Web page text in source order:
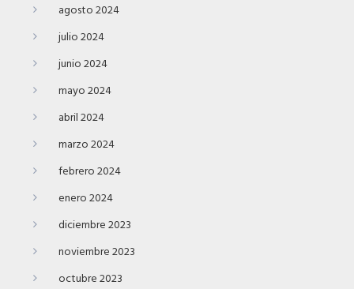
agosto 2024
julio 2024
junio 2024
mayo 2024
abril 2024
marzo 2024
febrero 2024
enero 2024
diciembre 2023
noviembre 2023
octubre 2023